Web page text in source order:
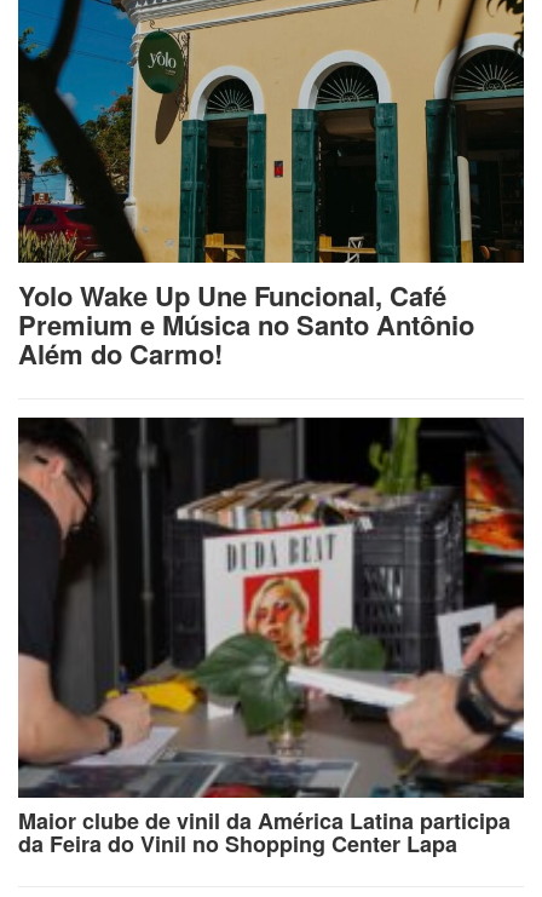
Yolo Wake Up Une Funcional, Café
Premium e Música no Santo Antônio
Além do Carmo!
Maior clube de vinil da América Latina participa
da Feira do Vinil no Shopping Center Lapa